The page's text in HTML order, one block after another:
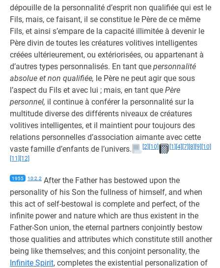
dépouille de la personnalité d’esprit non qualifiée qui est le
Fils, mais, ce faisant, il se constitue le Père de ce même
Fils, et ainsi s’empare de la capacité illimitée à devenir le
Père divin de toutes les créatures volitives intelligentes
créées ultérieurement, ou extériorisées, ou appartenant à
d’autres types personnalisés. En tant que personnalité
absolue et non qualifiée, le Père ne peut agir que sous
l’aspect du Fils et avec lui ; mais, en tant que Père
personnel, il continue à conférer la personnalité sur la
multitude diverse des différents niveaux de créatures
volitives intelligentes, et il maintient pour toujours des
relations personnelles d’association aimante avec cette
vaste famille d’enfants de l’univers.
[2] [10] [1] [4] [7] [8] [9] [10]
[11]
[12]
1955 10:2.2 After the Father has bestowed upon the
personality of his Son the fullness of himself, and when
this act of self-bestowal is complete and perfect, of the
infinite power and nature which are thus existent in the
Father-Son union, the eternal partners conjointly bestow
those qualities and attributes which constitute still another
being like themselves; and this conjoint personality, the
Infinite Spirit, completes the existential personalization of